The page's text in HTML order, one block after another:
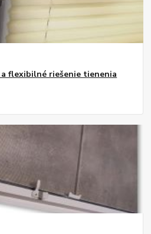
flexibilné riešenie tienenia